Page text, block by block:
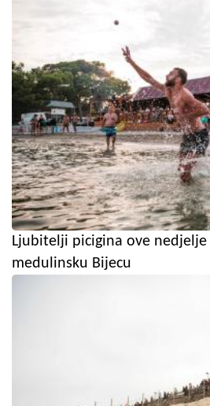
Ljubitelji picigina ove nedjelje
medulinsku Bijecu